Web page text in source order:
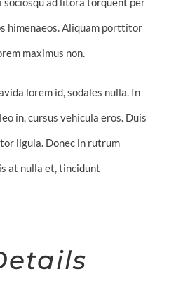
himenaeos. Aliquam porttitor
maximus non.
lorem id, sodales nulla. In
in, cursus vehicula eros. Duis
ligula. Donec in rutrum
at nulla et, tincidunt